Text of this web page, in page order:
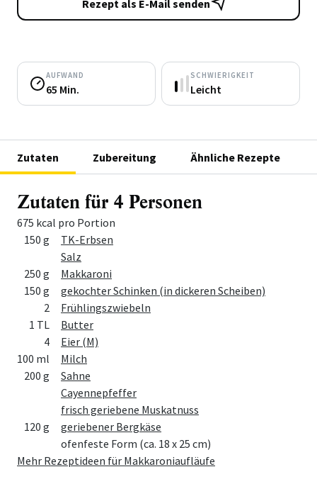
Rezept als E-Mail senden
AUFWAND
65 Min.
SCHWIERIGKEIT
Leicht
Zutaten Zubereitung Ähnliche Rezepte
Zutaten für 4 Personen
675 kcal pro Portion
Menge Zutat
150 g
TK-Erbsen
Salz
250 g
Makkaroni
150 g
gekochter Schinken (in dickeren Scheiben)
2
Frühlingszwiebeln
1 TL
Butter
4
Eier (M)
100 ml
Milch
200 g
Sahne
Cayennepfeffer
frisch geriebene Muskatnuss
120 g
geriebener Bergkäse
ofenfeste Form (ca. 18 x 25 cm)
Mehr Rezeptideen für Makkaroniaufläufe